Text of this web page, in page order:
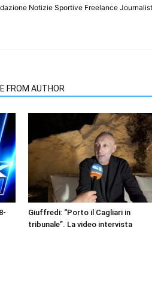
Notizie Sportive Freelance Journalist
FROM AUTHOR
Giuffredi: “Porto il Cagliari in
tribunale”. La video intervista